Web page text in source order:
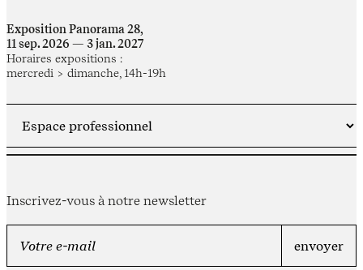
Exposition Panorama 28,
11 sep. 2026 — 3 jan. 2027
Horaires expositions :
mercredi > dimanche, 14h-19h
Inscrivez-vous à notre newsletter